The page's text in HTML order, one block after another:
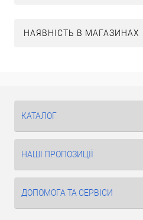
НАЯВНІСТЬ В МАГАЗИНАХ
КАТАЛОГ
НАШІ ПРОПОЗИЦІЇ
ДОПОМОГА ТА СЕРВІСИ